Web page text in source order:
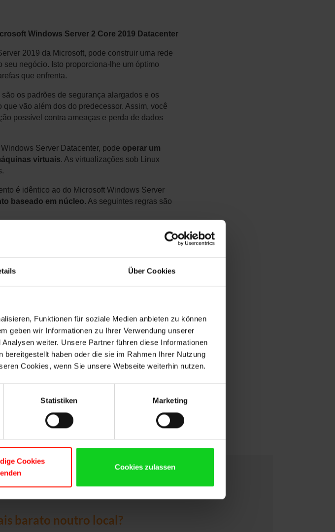
Über Cookies
Funktionen für soziale Medien anbieten zu können
geben wir Informationen zu Ihrer Verwendung unserer
weiter. Unsere Partner führen diese Informationen
haben oder die sie im Rahmen Ihrer Nutzung
Cookies, wenn Sie unsere Webseite weiterhin nutzen.
Statistiken Marketing
Cookies
Cookies zulassen
Windows Server 2 Core 2019 Datacenter
2019 da Microsoft, pode construir uma rede
seu negócio. Isto proporciona-lhe um óptimo
que enfrenta.
os padrões de segurança alargados e os
que vão além dos do predecessor. Assim, você
possível contra ameaças e perda de dados
Server Datacenter, pode operar um
virtuais. As virtualizações sob Linux
é idêntico ao do Microsoft Windows Server
baseado em núcleo. As seguintes regras são
deve ser licenciado com pelo menos 8 núcleos. 2.
barato noutro local?